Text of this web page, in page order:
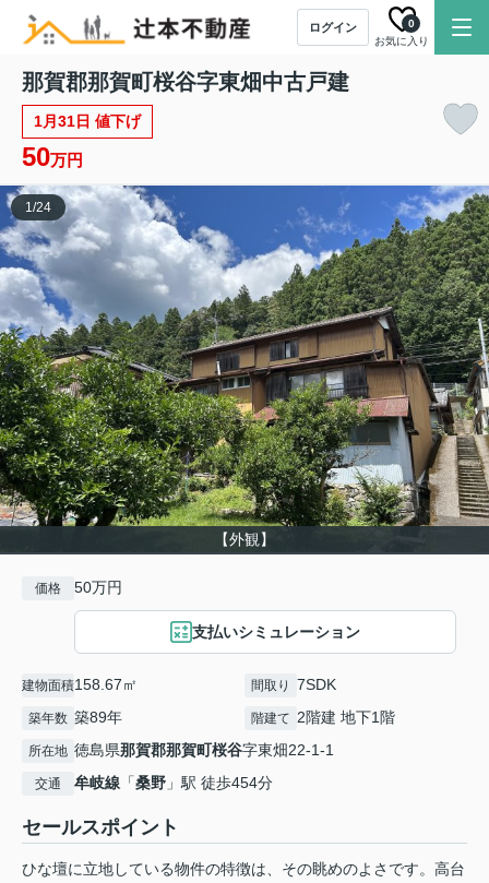
ログイン
お気に入り
0
那賀郡那賀町桜谷字東畑中古戸建
1月31日 値下げ
50万円
【外観】
1/24
価格 50万円
支払いシミュレーション
建物面積158.67㎡ 間取り 7SDK
築年数 築89年 階建て 2階建 地下1階
所在地 徳島県那賀郡那賀町桜谷字東畑22-1-1
交通 牟岐線 「桑野 」駅 徒歩454分
セールスポイント
ひな壇に立地している物件の特徴は、その眺めのよさです。高台